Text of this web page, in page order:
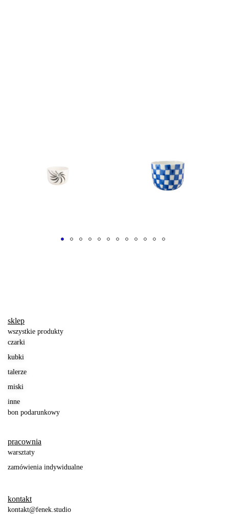
sklep
wszystkie produkty
czarki
kubki
talerze
miski
inne
bon podarunkowy
pracownia
warsztaty
zamówienia indywidualne
kontakt
kontakt@fenek.studio